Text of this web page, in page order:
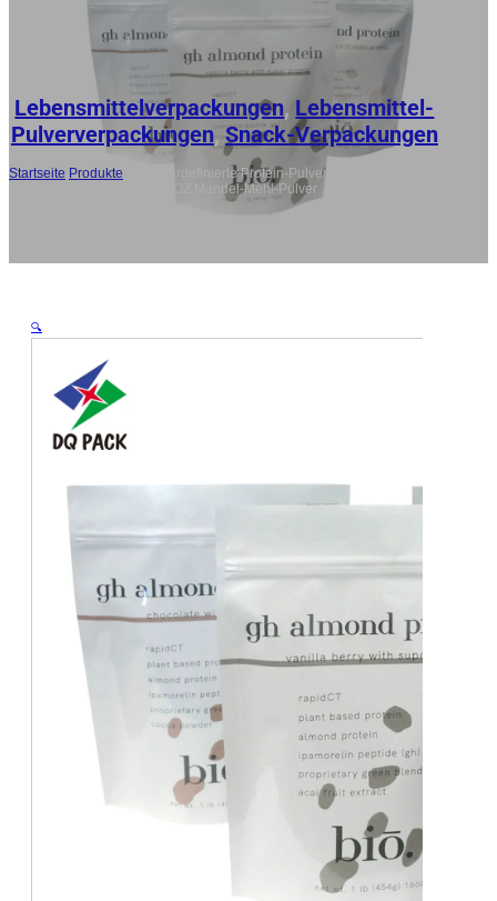
Lebensmittelverpackungen, Lebensmittel-
Pulververpackungen,Snack-Verpackungen
Startseite Produkte
Benutzerdefinierte Protein-Pulver-Verpackung,
Stand Up Zipper Bag für 16OZ Mandel-Mehl-Pulver
🔍